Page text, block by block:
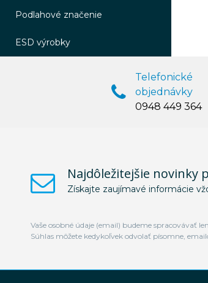
Podlahové značenie
ESD výrobky
Telefonické
objednávky
0948 449 364
Najdôležitejšie novinky
Získajte zaujímavé informácie
Vaše osobné údaje (email) budeme spracovávať
Súhlas môžete kedykoľvek odvolať písomne,